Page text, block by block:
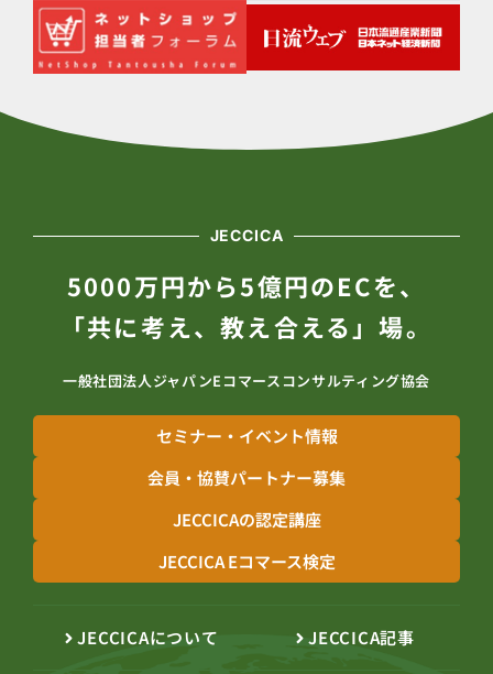
JECCICA
5000万円から5億円のECを、
「共に考え、教え合える」場。
一般社団法人ジャパンEコマースコンサルティング協会
セミナー・イベント情報
会員・協賛パートナー募集
JECCICAの認定講座
JECCICA Eコマース検定
JECCICAについて JECCICA記事